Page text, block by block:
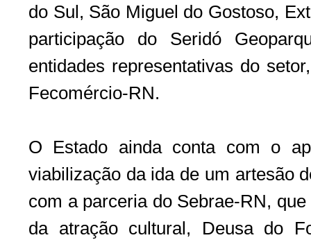
do Sul, São Miguel do Gostoso,
participação do Seridó
entidades representativas do
Fecomércio-RN.
O Estado ainda conta com o
viabilização da ida de um artesão
com a parceria do Sebrae-RN,
da atração cultural, Deusa do